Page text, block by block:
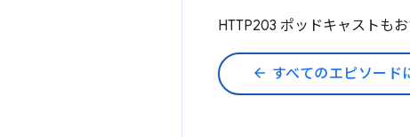
HTTP203 ポッドキャストも
arrow_back すべてのエピソード